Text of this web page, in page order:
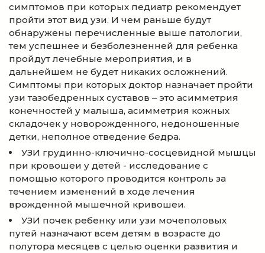
симптомов при которых педиатр рекомендует
пройти этот вид узи. И чем раньше будут
обнаружены перечисленные выше патологии,
тем успешнее и безболезненней для ребенка
пройдут лечебные мероприятия, и в
дальнейшем не будет никаких осложнений.
Симптомы при которых доктор назначает пройти
узи тазобедренных суставов – это асимметрия
конечностей у малыша, асимметрия кожных
складочек у новорожденного, недоношенные
детки, неполное отведение бедра.
УЗИ грудинно-ключично-сосцевидной мышцы
при кровошеи у детей - исследование с
помощью которого проводится контроль за
течением изменений в ходе лечения
врожденной мышечной кривошеи.
УЗИ почек ребенку или узи мочеполовых
путей назначают всем детям в возрасте до
полутора месяцев с целью оценки развития и